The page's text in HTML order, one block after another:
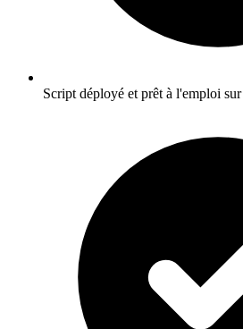
Script déployé et prêt à l'emploi sur